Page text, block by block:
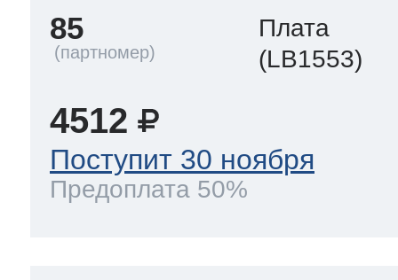
85
Плата
(LB1553)
4512
Поступит 30 ноября
Предоплата 50%